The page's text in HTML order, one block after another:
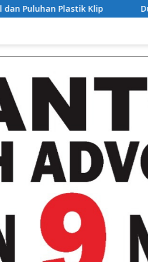
Dua Kali Perkosa Pelajar,